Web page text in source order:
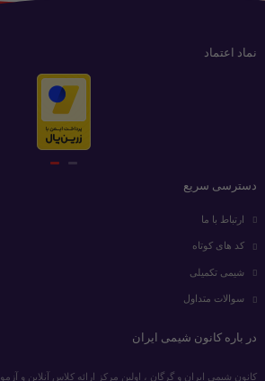
نماد اعتماد
دسترسی سریع
ارتباط با ما
کد های کوتاه
شیمی تکمیلی
سوالات متداول
در باره کانون شیمی ایران
کانون شیمی ایران و گرگان ، اولین مرکز ارائه کلاس آنلاین و